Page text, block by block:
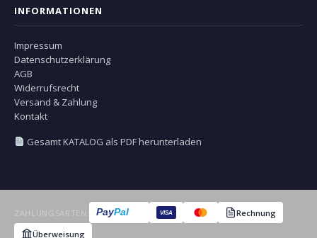
INFORMATIONEN
Impressum
Datenschutzerklärung
AGB
Widerrufsrecht
Versand & Zahlung
Kontakt
Gesamt KATALOG als PDF herunterladen
ZAHLUNGSARTEN: PayPal VISA
Rechnung
Überweisung